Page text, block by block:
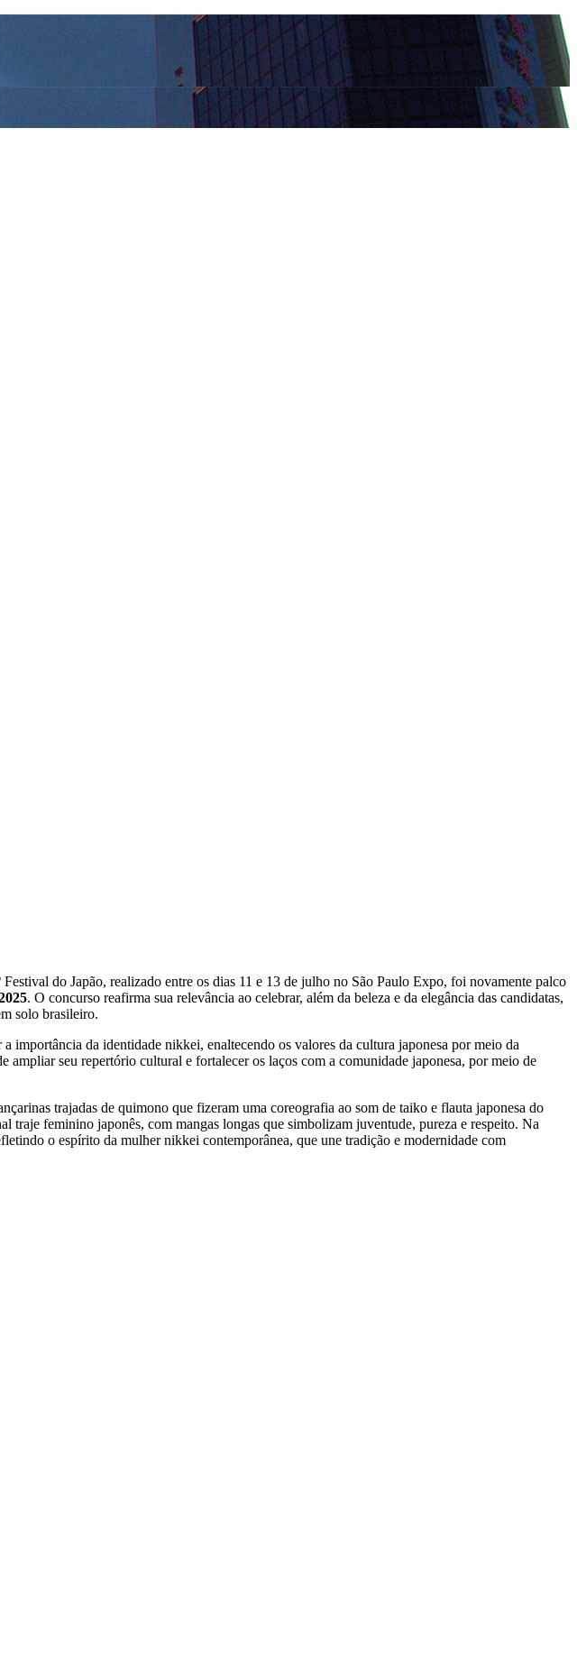
Festival do Japão, realizado entre os dias 11 e 13 de julho no São Paulo Expo, foi novamente palco
. O concurso reafirma sua relevância ao celebrar, além da beleza e da elegância das candidatas,
solo brasileiro.
importância da identidade nikkei, enaltecendo os valores da cultura japonesa por meio da
seu repertório cultural e fortalecer os laços com a comunidade japonesa, por meio de
trajadas de quimono que fizeram uma coreografia ao som de taiko e flauta japonesa do
feminino japonês, com mangas longas que simbolizam juventude, pureza e respeito. Na
o espírito da mulher nikkei contemporânea, que une tradição e modernidade com